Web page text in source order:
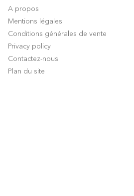
A propos
Mentions légales
Conditions générales de vente
Privacy policy
Contactez-nous
Plan du site